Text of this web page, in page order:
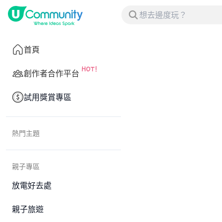
首頁
創作者合作平台
試用獎賞專區
熱門主題
親子專區
放電好去處
親子旅遊